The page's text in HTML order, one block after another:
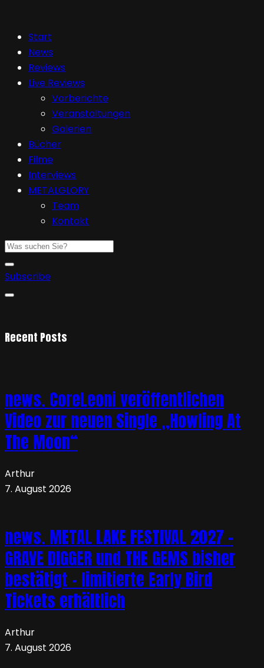
Start
News
Reviews
Live Reviews
Vorberichte
Veranstaltungen
Galerien
Bücher
Filme
Interviews
METALGLORY
Team
Kontakt
Subscribe
Recent Posts
news. CoreLeoni veröffentlichen
Video zur neuen Single „Howling At
The Moon“
Arthur
7. August 2026
news. METAL LAKE FESTIVAL 2027 –
GRAVE DIGGER und THE GEMS bisher
bestätigt – limitierte Early Bird
Tickets erhältlich
Arthur
7. August 2026